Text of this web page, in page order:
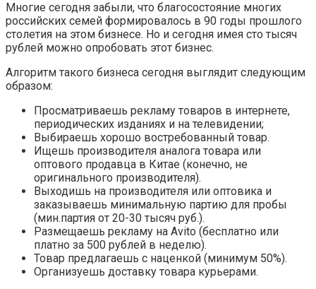
Многие сегодня забыли, что благосостояние многих
российских семей формировалось в 90 годы прошлого
столетия на этом бизнесе. Но и сегодня имея сто тысяч
рублей можно опробовать этот бизнес.
Алгоритм такого бизнеса сегодня выглядит следующим
образом:
Просматриваешь рекламу товаров в интернете,
периодических изданиях и на телевидении;
Выбираешь хорошо востребованный товар.
Ищешь производителя аналога товара или
оптового продавца в Китае (конечно, не
оригинального производителя).
Выходишь на производителя или оптовика и
заказываешь минимальную партию для пробы
(мин.партия от 20-30 тысяч руб.).
Размещаешь рекламу на Avito (бесплатно или
платно за 500 рублей в неделю).
Товар предлагаешь с наценкой (минимум 50%).
Организуешь доставку товара курьерами.